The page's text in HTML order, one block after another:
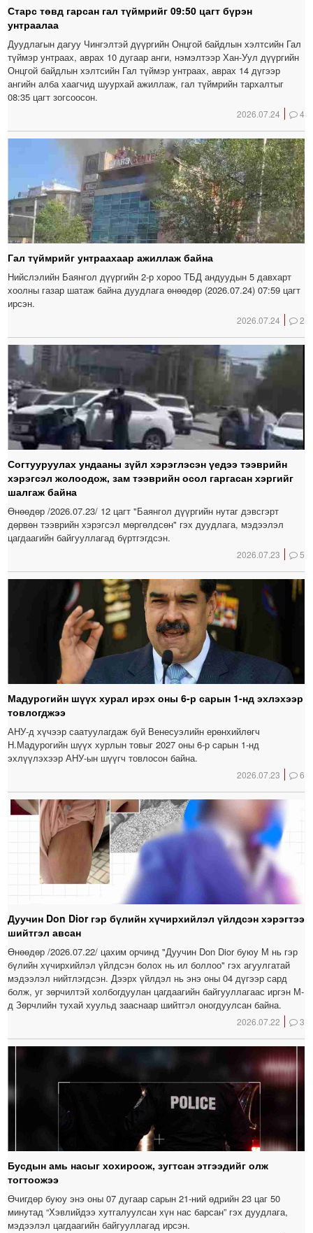
Старс төвд гарсан гал түймрийг 09:50 цагт бүрэн
унтраалаа
Дуудлагын дагуу Чингэлтэй дүүргийн Онцгой байдлын хэлтсийн Гал
түймэр унтраах, аврах 10 дугаар анги, нэмэлтээр Хан-Уул дүүргийн
Онцгой байдлын хэлтсийн Гал түймэр унтраах, аврах 14 дүгээр
ангийн алба хаагчид шуурхай ажиллаж, гал түймрийн тархалтыг
08:35 цагт зогсоосон.
2026.07.24 4
Гал түймрийг унтраахаар ажиллаж байна
Нийслэлийн Баянгол дүүргийн 2-р хороо ТБД андуудын 5 давхарт
хоолны газар шатаж байна дуудлага өнөөдөр (2026.07.24) 07:59 цагт
ирсэн.
2026.07.24 2
Согтууруулах ундааны зүйл хэрэглэсэн үедээ тээврийн
хэрэгсэл жолоодож, зам тээврийн осол гаргасан хэргийг
шалгаж байна
Өнөөдөр /2026.07.23/ 12 цагт "Баянгол дүүргийн нутаг дэвсгэрт
дөрвөн тээврийн хэрэгсэл мөргөлдсөн" гэх дуудлага, мэдээлэл
цагдаагийн байгууллагад бүртгэгдсэн.
2026.07.23 5
Мадурогийн шүүх хурал ирэх оны 6-р сарын 1-нд эхлэхээр
товлогджээ
АНУ-д хүчээр саатуулагдаж буй Венесуэлийн ерөнхийлөгч
Н.Мадурогийн шүүх хурлын товыг 2027 оны 6-р сарын 1-нд
эхлүүлэхээр АНУ-ын шүүгч товлосон байна.
2026.07.23 6
Дуучин Don Dior гэр бүлийн хүчирхийлэл үйлдсэн хэрэгтээ
шийтгэл авсан
Өнөөдөр /2026.07.22/ цахим орчинд "Дуучин Don Dior буюу М нь гэр
бүлийн хүчирхийлэл үйлдсэн болох нь ил боллоо" гэх агуулгатай
мэдээлэл нийтлэгдсэн. Дээрх үйлдэл нь энэ оны 04 дүгээр сард
болж, уг зөрчилтэй холбогдуулан цагдаагийн байгууллагаас иргэн М-
д Зөрчлийн тухай хуульд зааснаар шийтгэл оногдуулсан байна.
2026.07.22 3
Бусдын амь насыг хохироож, зугтсан этгээдийг олж
тогтоожээ
Өчигдөр буюу энэ оны 07 дугаар сарын 21-ний өдрийн 23 цаг 50
минутад “Хэвлийдээ хутгалуулсан хүн нас барсан” гэх дуудлага,
мэдээлэл цагдаагийн байгууллагад ирсэн.